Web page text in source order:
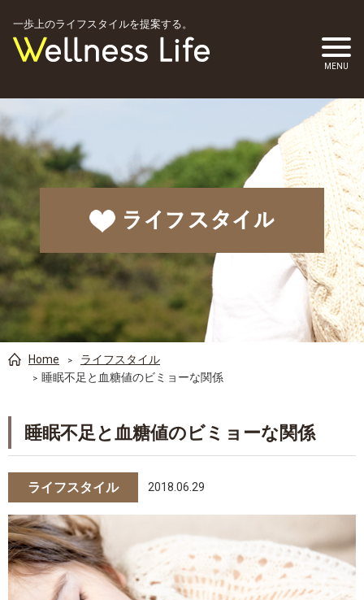
一歩上のライフスタイルを提案する。
Home
ライフスタイル
睡眠不足と血糖値のビミョーな関係
睡眠不足と血糖値のビミョーな関係
ライフスタイル 2018.06.29